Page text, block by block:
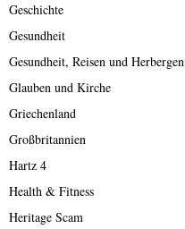
Geschichte
Gesundheit
Gesundheit, Reisen und Herbergen
Glauben und Kirche
Griechenland
Großbritannien
Hartz 4
Health & Fitness
Heritage Scam